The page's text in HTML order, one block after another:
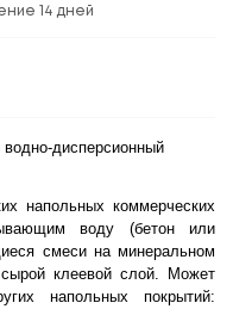
14 дней
дисперсионный
напольных коммерческих
воду (бетон или
смеси на минеральном
клеевой слой. Может
напольных покрытий: